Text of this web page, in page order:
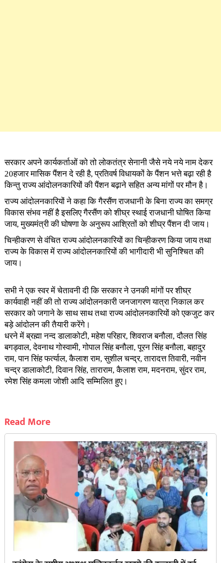
सरकार अपने कार्यकर्ताओं को तो लोकतंत्र सेनानी जैसे नये नये नाम देकर
20हजार मासिक पैंशन दे रही है, प्रतिवर्ष विधायकों के पैंशन भत्ते बढ़ा रही है
किन्तु राज्य आंदोलनकारियों की पैंशन बढ़ाने सहित अन्य मांगों पर मौन है।
राज्य आंदोलनकारियों ने कहा कि गैरसैंण राजधानी के बिना राज्य का समग्र
विकास संभव नहीं है इसलिए गैरसैंण को शीघ्र स्थाई राजधानी घोषित किया
जाय, मुख्यमंत्री की घोषणा के अनुरूप आश्रितों को शीघ्र पैंशन दी जाय।
चिन्हीकरण से वंचित राज्य आंदोलनकारियों का चिन्हीकरण किया जाय तथा
राज्य के विकास में राज्य आंदोलनकारियों की भागीदारी भी सुनिश्चित की
जाय।
सभी ने एक स्वर में चेतावनी दी कि सरकार ने उनकी मांगों पर शीघ्र
कार्यवाही नहीं की तो राज्य आंदोलनकारी जनजागरण यात्रा निकाल कर
सरकार को जगाने के साथ साथ तथा राज्य आंदोलनकारियों को एकजुट कर
बड़े आंदोलन की तैयारी करेंगे।
धरने में ब्रह्मा नन्द डालाकोटी, महेश परिहार, शिवराज बनौला, दौलत सिंह
बगड्वाल, देवनाथ गोस्वामी, गोपाल सिंह बनौला, पूरन सिंह बनौला, बहादुर
राम, पान सिंह फर्त्याल, कैलाश राम, सुशील चन्द्र, तारादत्त तिवारी, नवीन
चन्द्र डालाकोटी, दिवान सिंह, ताराराम, कैलाश राम, मदनराम, सुंदर राम,
रमेश सिंह कमला जोशी आदि सम्मिलित हुए।
Read More